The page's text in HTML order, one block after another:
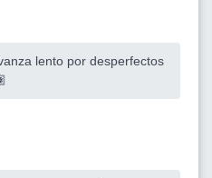
lento por desperfectos